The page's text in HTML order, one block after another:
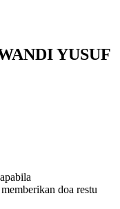
YUSUF
doa restu